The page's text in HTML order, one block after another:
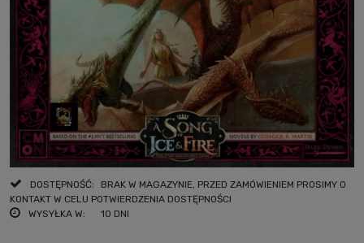
DOSTĘPNOŚĆ:
BRAK W MAGAZYNIE, PRZED ZAMÓWIENIEM PROSIMY O
KONTAKT W CELU POTWIERDZENIA DOSTĘPNOŚCI
WYSYŁKA W:
10 DNI